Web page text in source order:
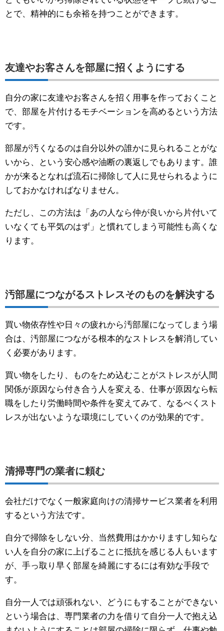
とで、精神的にも余裕を持つことができます。
友達やお客さんを部屋に招くようにする
自分の家に友達やお客さんを招く用事を作っておくこと
で、部屋を片付けるモチベーションを高めるという方法
です。
部屋が汚くなるのは自分以外の誰かに見られることがな
いから、という安心感や油断の裏返しでもあります。誰
かが来るとなれば流石に掃除して人に見せられるように
しておかなければなりません。
ただし、この方法は「あの人なら仲が良いから片付いて
いなくても平気のはず」と慣れてしまう可能性も高くな
ります。
汚部屋につながるストレスそのものを解決する
買い物依存性や日々の疲れから汚部屋になってしまう場
合は、汚部屋につながる根本的なストレスを解消してい
く必要があります。
買い物をしたり、ものをため込むことがストレスが人間
関係が原因なら付き合う人を変える、仕事が原因なら転
職をしたり労働時間や条件を変えてみて、なるべくスト
レスが出ないような環境にしていくのが効果的です。
清掃専門の業者に頼む
会社だけでなく一般家庭向けの清掃サービス業者を利用
するという方法です。
自分で掃除をしない分、当然費用はかかりますし知らな
い人を自分の家に上げることに抵抗を感じる人もいます
が、手っ取り早く部屋を綺麗にするには有効な手段で
す。
自分一人では頑張れない、どうにもすることができない
という場合は、専門業者の力を借りて自分一人で抱え込